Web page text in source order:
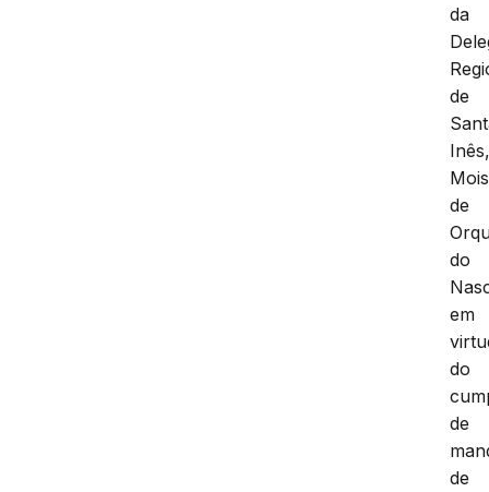
da
de
de
do
em
do
de
de